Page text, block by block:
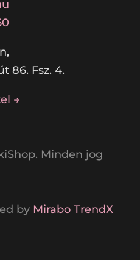
86. Fsz. 4.
→
Minden jog
by Mirabo TrendX